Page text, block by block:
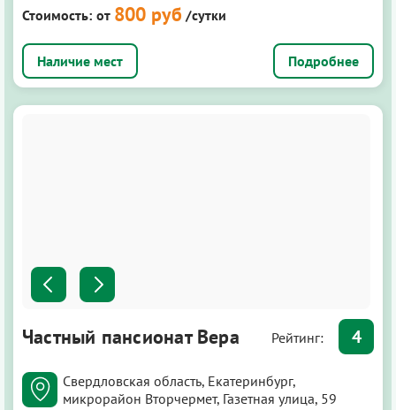
Стоимость: от 800 руб /сутки
Подробнее
Частный пансионат Вера Рейтинг: 4
Свердловская область, Екатеринбург,
микрорайон Вторчермет, Газетная улица, 59